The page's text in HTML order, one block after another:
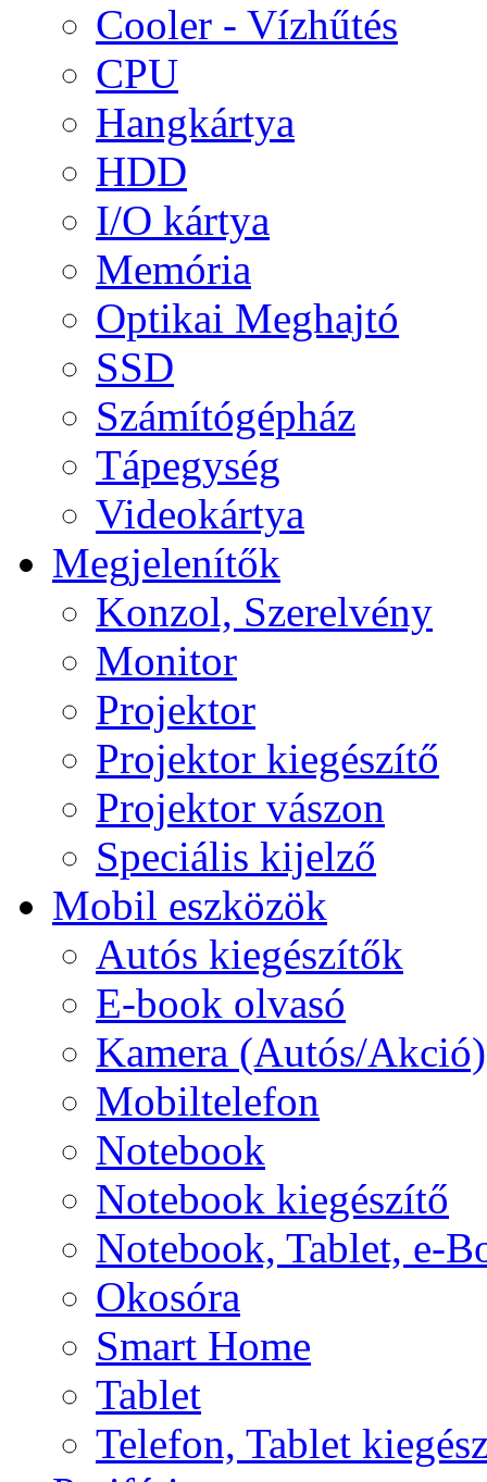
Cooler - Vízhűtés
CPU
Hangkártya
HDD
I/O kártya
Memória
Optikai Meghajtó
SSD
Számítógépház
Tápegység
Videokártya
Megjelenítők
Konzol, Szerelvény
Monitor
Projektor
Projektor kiegészítő
Projektor vászon
Speciális kijelző
Mobil eszközök
Autós kiegészítők
E-book olvasó
Kamera (Autós/Akció)
Mobiltelefon
Notebook
Notebook kiegészítő
Notebook, Tablet, e-
Okosóra
Smart Home
Tablet
Telefon, Tablet